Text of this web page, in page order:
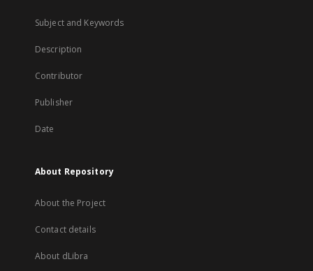
Subject and Keywords
Description
Contributor
Publisher
Date
About Repository
About the Project
Contact details
About dLibra